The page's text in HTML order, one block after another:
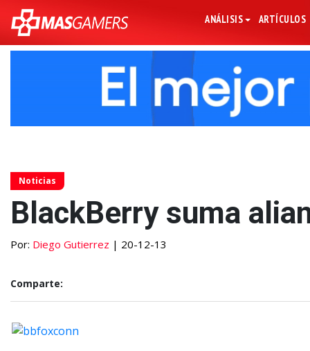
ANÁLISIS ARTÍCULOS
Noticias
BlackBerry suma
Por: Diego Gutierrez | 20-12-13
Comparte: